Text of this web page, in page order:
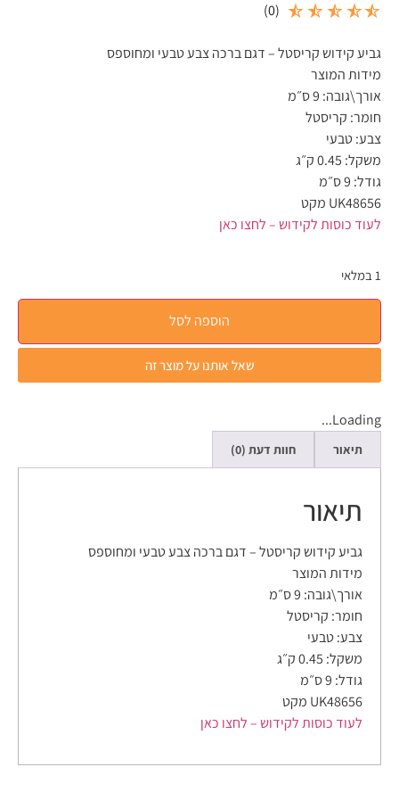
(
0
)
גביע קידוש קריסטל – דגם ברכה צבע טבעי ומחוספס
מידות המוצר
אורך\גובה: 9 ס״מ
חומר: קריסטל
צבע:טבעי
משקל: 0.45 ק״ג
גודל: 9 ס״מ
UK48656 מקט
לעוד כוסות לקידוש – לחצו כאן
1 במלאי
הוספה לסל
שאל אותנו על מוצר זה
Loading...
תיאור חוות דעת (0)
תיאור
גביע קידוש קריסטל – דגם ברכה צבע טבעי ומחוספס
מידות המוצר
אורך\גובה: 9 ס״מ
חומר: קריסטל
צבע:טבעי
משקל: 0.45 ק״ג
גודל: 9 ס״מ
UK48656 מקט
לעוד כוסות לקידוש – לחצו כאן